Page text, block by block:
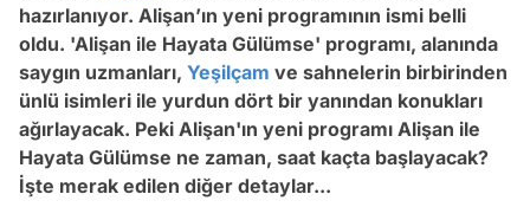
hazırlanıyor. Alişan’ın yeni programının ismi belli
oldu. 'Alişan ile Hayata Gülümse' programı, alanında
saygın uzmanları, Yeşilçam ve sahnelerin birbirinden
ünlü isimleri ile yurdun dört bir yanından konukları
ağırlayacak. Peki Alişan'ın yeni programı Alişan ile
Hayata Gülümse ne zaman, saat kaçta başlayacak?
İşte merak edilen diğer detaylar...